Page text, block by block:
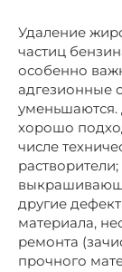
Удаление
частиц
особенно
адгезионные
уменьшаются.
хорошо
числе
другие
материала,
ремонта
прочного